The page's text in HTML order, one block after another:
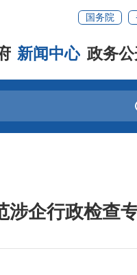
国务院
新闻中心 政务
企行政检查